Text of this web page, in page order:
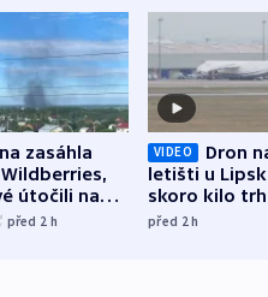
zasáhla
útočili na
či
před 2 h
VIDEO
Dron
letišti u
skoro kilo
indicie
před 2h